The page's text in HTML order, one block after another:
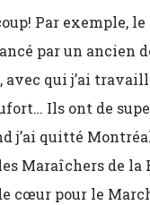
Par exemple,
par un ancien
, avec qui j’ai
Ils ont de
j’ai quitté
Maraîchers de la
cœur pour le